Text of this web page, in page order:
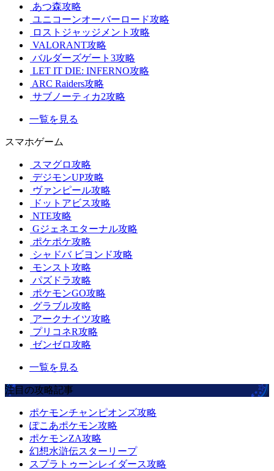
あつ森攻略
ユニコーンオーバーロード攻略
ロストジャッジメント攻略
VALORANT攻略
バルダーズゲート3攻略
LET IT DIE: INFERNO攻略
ARC Raiders攻略
サブノーティカ2攻略
一覧を見る
スマホゲーム
スマグロ攻略
デジモンUP攻略
ヴァンピール攻略
ドットアビス攻略
NTE攻略
Gジェネエターナル攻略
ポケポケ攻略
シャドバ ビヨンド攻略
モンスト攻略
パズドラ攻略
ポケモンGO攻略
グラブル攻略
アークナイツ攻略
プリコネR攻略
ゼンゼロ攻略
一覧を見る
注目の攻略記事
ポケモンチャンピオンズ攻略
ぽこあポケモン攻略
ポケモンZA攻略
幻想水滸伝スターリープ
スプラトゥーンレイダース攻略